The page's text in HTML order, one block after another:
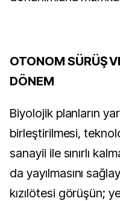
OTONOM SÜRÜŞ
DÖNEM
Biyolojik planların
birleştirilmesi,
sanayii ile sınırlı
da yayılmasını
kızılötesi görüşün;